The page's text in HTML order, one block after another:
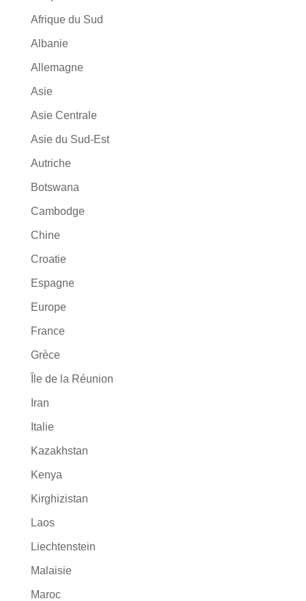
Afrique du Sud
Albanie
Allemagne
Asie
Asie Centrale
Asie du Sud-Est
Autriche
Botswana
Cambodge
Chine
Croatie
Espagne
Europe
France
Grèce
Île de la Réunion
Iran
Italie
Kazakhstan
Kenya
Kirghizistan
Laos
Liechtenstein
Malaisie
Maroc